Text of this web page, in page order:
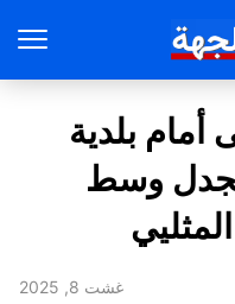
أمام بلدية
وسط
غشت 8, 2025